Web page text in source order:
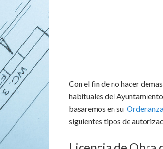
Con el fin de no hacer
habituales del
basaremos en su
siguientes tipos de